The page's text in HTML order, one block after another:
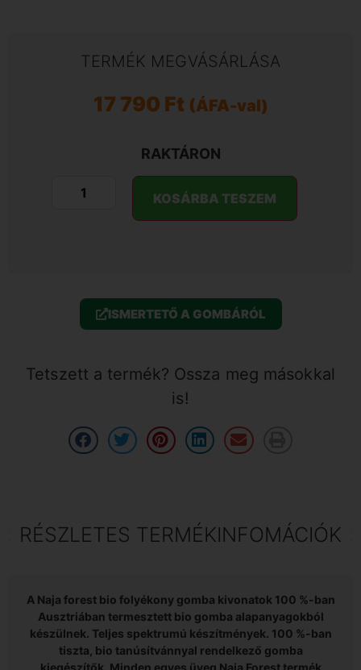
TERMÉK MEGVÁSÁRLÁSA
17 790 Ft (ÁFA-val)
RAKTÁRON
KOSÁRBA TESZEM
ISMERTETŐ A GOMBÁRÓL
Tetszett a termék? Ossza meg másokkal
is!
RÉSZLETES TERMÉKINFOMÁCIÓK
A Naja forest bio folyékony gomba kivonatok 100 %-ban
Ausztriában termesztett bio gomba alapanyagokból
készülnek. Teljes spektrumú készítmények. 100 %-ban
tiszta, bio tanúsítvánnyal rendelkező gomba
kiegészítők. Minden egyes üveg Naja Forest termék